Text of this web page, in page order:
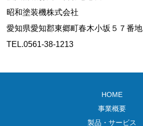
昭和塗装機株式会社
愛知県愛知郡東郷町春木小坂５７番地
TEL.0561-38-1213
HOME
事業概要
製品・サービス